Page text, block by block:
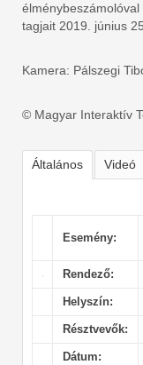
tagjait 2019. június
Kamera: Pálszegi
© Magyar Interaktív
Általános Videó
Esemény:
Rendező:
Helyszín:
Résztvevők:
Dátum: